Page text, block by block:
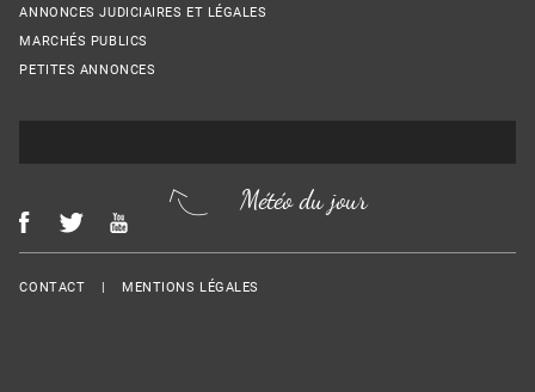
ANNONCES JUDICIAIRES ET LÉGALES
MARCHÉS PUBLICS
PETITES ANNONCES
Météo du jour
Menu Footer
CONTACT MENTIONS LÉGALES